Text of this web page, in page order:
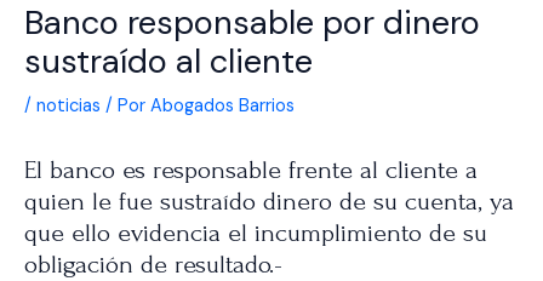
Banco responsable por dinero
sustraído al cliente
/ noticias / Por Abogados Barrios
El banco es responsable frente al cliente a
quien le fue sustraído dinero de su cuenta, ya
que ello evidencia el incumplimiento de su
obligación de resultado.-